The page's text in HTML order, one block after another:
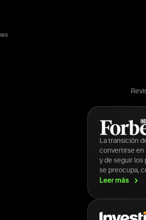
La transición
convertirse en
y de seguir los
se preocupa,
Leermás